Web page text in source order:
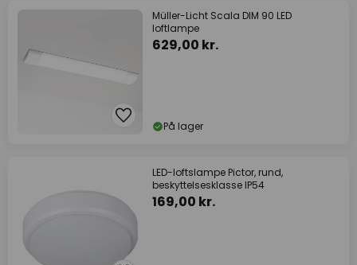
Müller-Licht Scala DIM 90 LED
loftlampe
629,00 kr.
På lager
LED-loftslampe Pictor, rund,
beskyttelsesklasse IP54
169,00 kr.